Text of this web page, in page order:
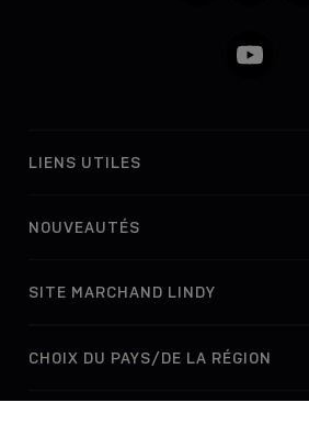
YouTube
LIENS UTILES
NOUVEAUTÉS
SITE MARCHAND LINDY